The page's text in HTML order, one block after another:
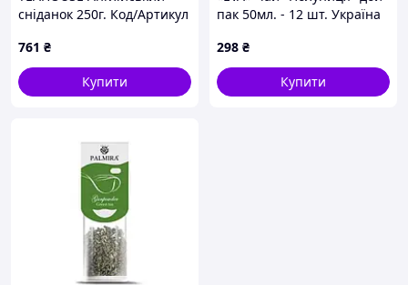
сніданок 250г. Код/Артикул
761 ₴
Купити
пак 50мл. - 12 шт. Україна
298 ₴
Купити